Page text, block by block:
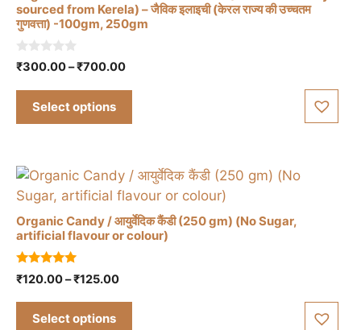
sourced from Kerela) – जैविक इलाइची (केरल राज्य की उच्चतम
गुणवत्ता) -100gm, 250gm
0
o
₹300.00–₹700.00Price
Select options
This
product
has
multiple
options
may
chosen
on
the
page
Organic Candy / आयुर्वेदिक कैंडी (250 gm) (No Sugar,
artificial flavour or colour)
5.00
out of 5
₹120.00–₹125.00Price
Select options
This
product
has
multiple